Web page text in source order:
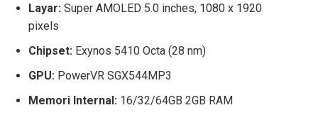
Layar: Super AMOLED 5.0 inches, 1080 x 1920
pixels
Chipset: Exynos 5410 Octa (28 nm)
GPU: PowerVR SGX544MP3
Memori Internal: 16/32/64GB 2GB RAM